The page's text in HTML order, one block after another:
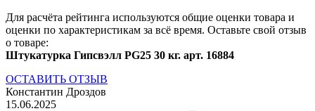
Для расчёта рейтинга используются общие оценки товара и
оценки по характеристикам за всё время. Оставьте свой отзыв
о товаре:
Штукатурка Гипсвэлл PG25 30 кг. арт. 16884
ОСТАВИТЬ ОТЗЫВ
Константин Дроздов
15.06.2025